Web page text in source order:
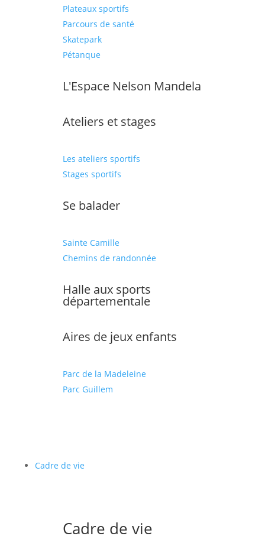
Plateaux sportifs
Parcours de santé
Skatepark
Pétanque
L'Espace Nelson Mandela
Ateliers et stages
Les ateliers sportifs
Stages sportifs
Se balader
Sainte Camille
Chemins de randonnée
Halle aux sports
départementale
Aires de jeux enfants
Parc de la Madeleine
Parc Guillem
Cadre de vie
Cadre de vie